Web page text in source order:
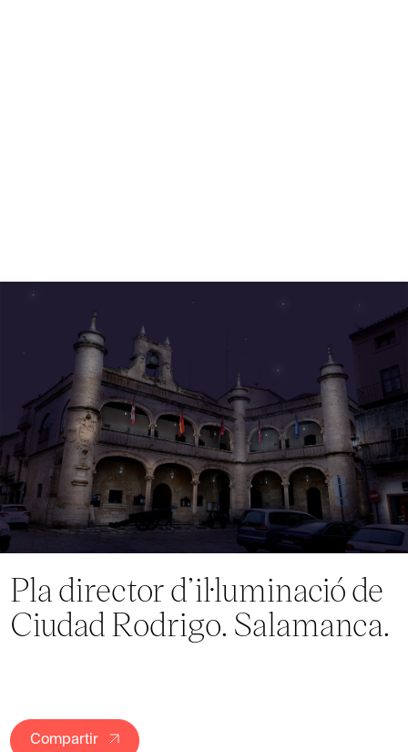
Pla director d’il·luminació de
Ciudad Rodrigo. Salamanca.
Compartir